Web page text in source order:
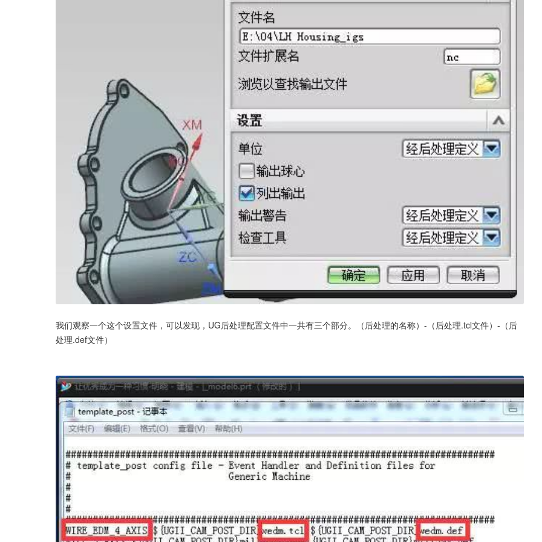
我们观察一个这个设置文件，可以发现，UG后处理配置文件中一共有三个部分。（后处理的名称）-（后处理.tcl文件）-（后
处理.def文件）